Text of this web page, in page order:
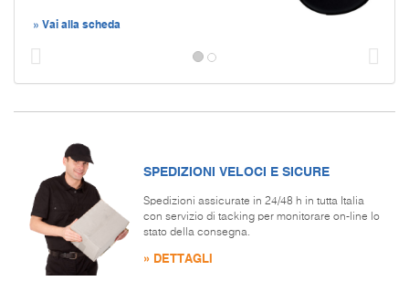
» Vai alla scheda
SPEDIZIONI VELOCI E SICURE
Spedizioni assicurate in 24/48 h in tutta Italia
con servizio di tacking per monitorare on-line lo
stato della consegna.
» DETTAGLI